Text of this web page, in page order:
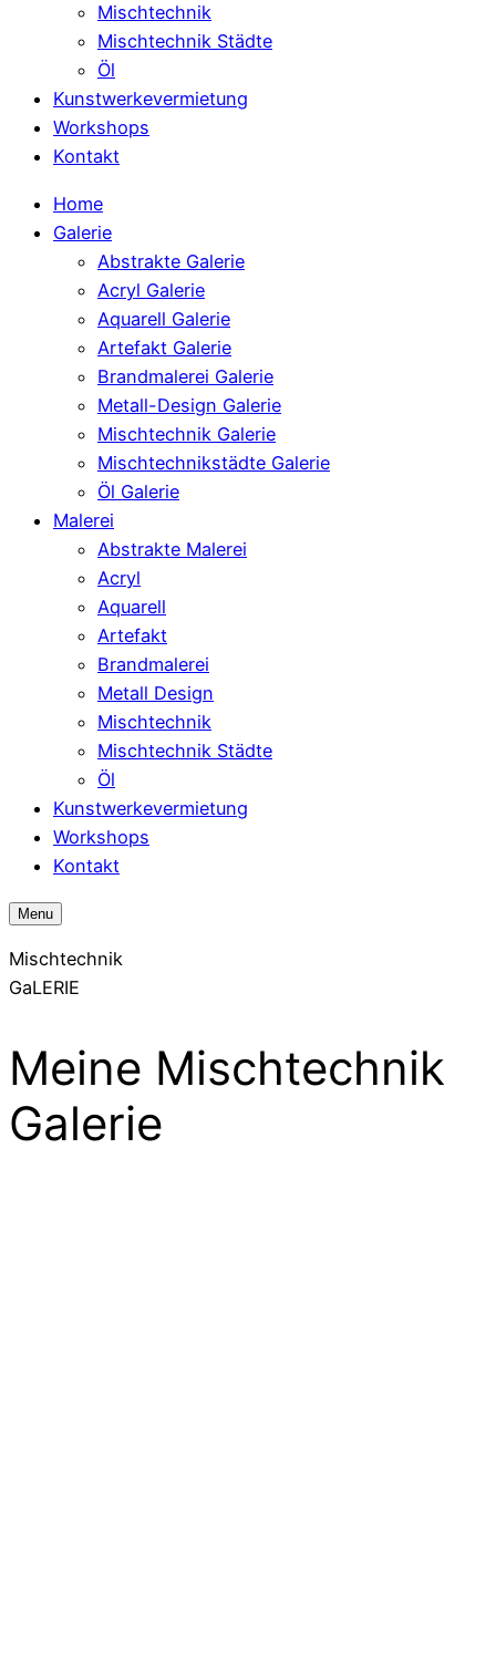
Mischtechnik
Mischtechnik Städte
Öl
Kunstwerkevermietung
Workshops
Kontakt
Home
Galerie
Abstrakte Galerie
Acryl Galerie
Aquarell Galerie
Artefakt Galerie
Brandmalerei Galerie
Metall-Design Galerie
Mischtechnik Galerie
Mischtechnikstädte Galerie
Öl Galerie
Malerei
Abstrakte Malerei
Acryl
Aquarell
Artefakt
Brandmalerei
Metall Design
Mischtechnik
Mischtechnik Städte
Öl
Kunstwerkevermietung
Workshops
Kontakt
Menu
Mischtechnik
GaLERIE
Meine Mischtechnik
Galerie